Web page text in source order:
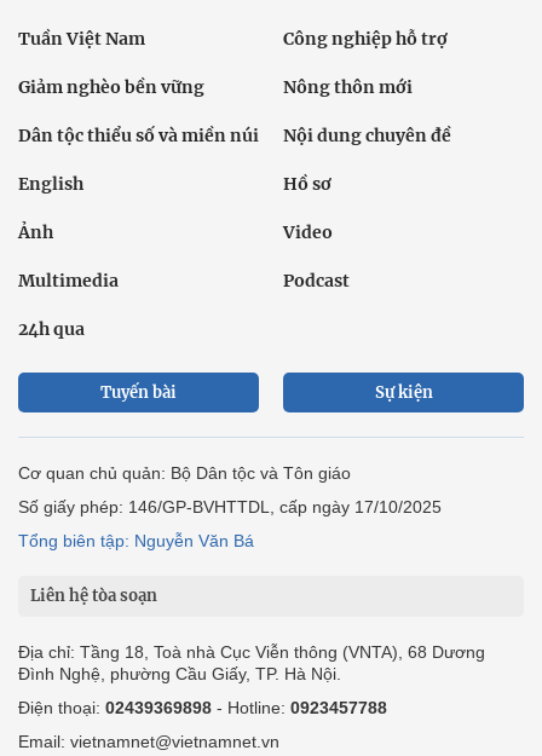
Tuần Việt Nam Công nghiệp hỗ trợ
Giảm nghèo bền vững Nông thôn mới
Dân tộc thiểu số và miền núi Nội dung chuyên đề
English Hồ sơ
Ảnh Video
Multimedia Podcast
24h qua
Tuyến bài Sự kiện
Cơ quan chủ quản: Bộ Dân tộc và Tôn giáo
Số giấy phép: 146/GP-BVHTTDL, cấp ngày 17/10/2025
Tổng biên tập: Nguyễn Văn Bá
Liên hệ tòa soạn
Địa chỉ: Tầng 18, Toà nhà Cục Viễn thông (VNTA), 68 Dương
Đình Nghệ, phường Cầu Giấy, TP. Hà Nội.
Điện thoại: 02439369898 - Hotline: 0923457788
Email: vietnamnet@vietnamnet.vn